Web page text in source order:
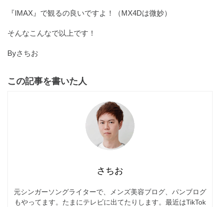
『IMAX』で観るの良いですよ！（MX4Dは微妙）
そんなこんなで以上です！
Byさちお
この記事を書いた人
さちお
元シンガーソングライターで、メンズ美容ブログ、パンブログ
もやってます。たまにテレビに出てたりします。最近はTikTok